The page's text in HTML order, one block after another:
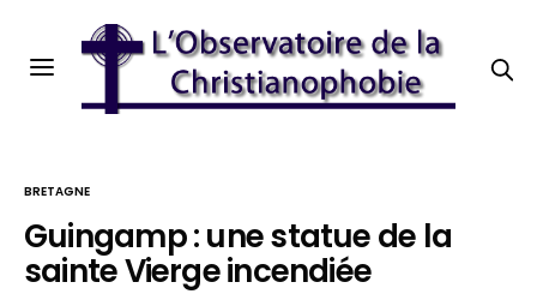
BRETAGNE
Guingamp : une statue de la
sainte Vierge incendiée